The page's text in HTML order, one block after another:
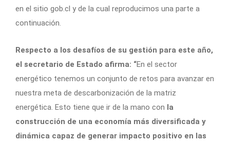
en el sitio gob.cl y de la cual reproducimos una parte a
continuación.
Respecto a los desafíos de su gestión para este año,
el secretario de Estado afirma: “En el sector
energético tenemos un conjunto de retos para avanzar en
nuestra meta de descarbonización de la matriz
energética. Esto tiene que ir de la mano con la
construcción de una economía más diversificada y
dinámica capaz de generar impacto positivo en las